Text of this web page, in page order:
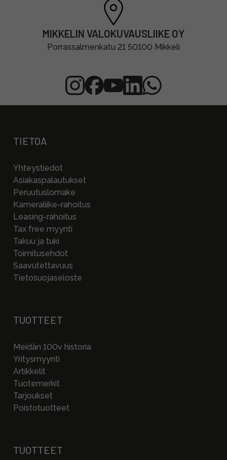
MIKKELIN VALOKUVAUSLIIKE OY
Porrassalmenkatu 21 50100 Mikkeli
TIETOA
Yhteystiedot
Asiakaspalautukset
Peruutuslomake
Kameraliike-rahoitus
Leasing-rahoitus
Tax free myynti
Takuu ja tuki
Toimitusehdot
Saavutettavuus
Tietosuojaseloste
TUOTTEET
Meidän 100v historia
Yritysmyynti
Artikkelit
Tuotemerkit
Tarjoukset
Poistotuotteet
TUOTTEET